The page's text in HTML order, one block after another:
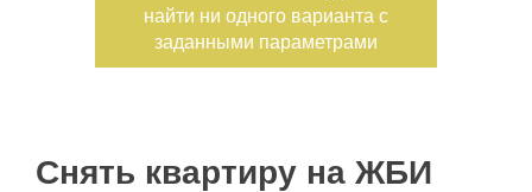
Снять квартиру на ЖБИ
найти ни одного варианта с
заданными параметрами